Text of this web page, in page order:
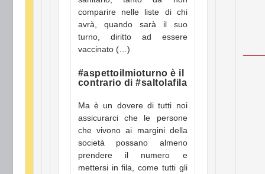
comparire nelle liste di chi
avrà, quando sarà il suo
turno, diritto ad essere
vaccinato (…)
#aspettoilmioturno è il
contrario di #saltolafila
Ma è un dovere di tutti noi
assicurarci che le persone
che vivono ai margini della
società possano almeno
prendere il numero e
mettersi in fila, come tutti gli